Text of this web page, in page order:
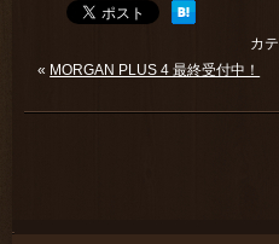
カ
« MORGAN PLUS 4 最終受付中！